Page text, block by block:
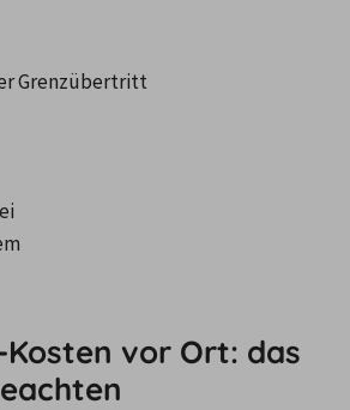
Grenzübertritt
vor Ort: das